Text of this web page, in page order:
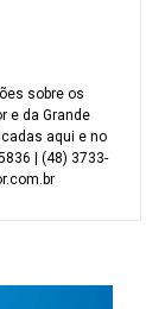
sobre os
e da Grande
aqui e no
| (48) 3733-